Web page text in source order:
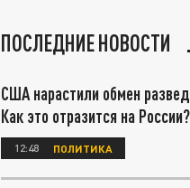
ПОСЛЕДНИЕ НОВОСТИ
США нарастили обмен
Как это отразится на России?
12:48 ПОЛИТИКА